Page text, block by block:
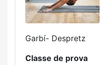
Garbí- Despretz
Classe de prova